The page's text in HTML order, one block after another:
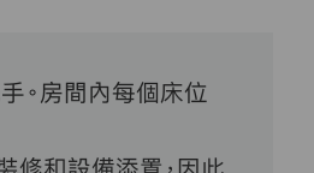
。房間內每個床位